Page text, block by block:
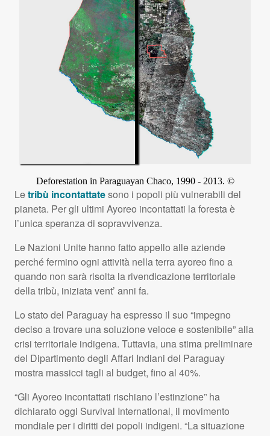
Letribù incontattatesono i popoli più vulnerabili del
pianeta. Per gli ultimi Ayoreo incontattati la foresta è
l’unica speranza di sopravvivenza.
Le Nazioni Unite hanno fatto appello alle aziende
perché fermino ogni attività nella terra ayoreo fino a
quando non sarà risolta la rivendicazione territoriale
della tribù, iniziata vent’ anni fa.
Lo stato del Paraguay ha espresso il suo “impegno
deciso a trovare una soluzione veloce e sostenibile” alla
crisi territoriale indigena. Tuttavia, una stima preliminare
del Dipartimento degli Affari Indiani del Paraguay
mostra massicci tagli al budget, fino al 40%.
“Gli Ayoreo incontattati rischiano l’estinzione” ha
dichiarato oggi Survival International, il movimento
mondiale per i diritti dei popoli indigeni. “La situazione